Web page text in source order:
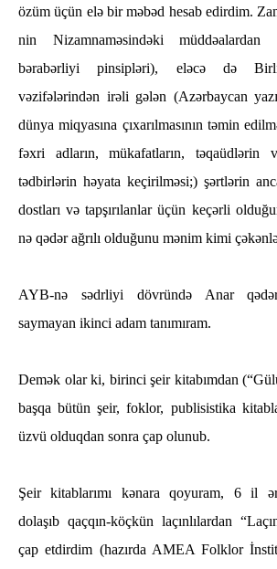
özüm üçün elə bir məbəd hesab edirdim.
nin Nizamnaməsindəki müddəalardan
bərabərliyi pinsipləri), eləcə də
vəzifələrindən irəli gələn (Azərbaycan
dünya miqyasına çıxarılmasının təmin
fəxri adların, mükafatların,
tədbirlərin həyata keçirilməsi;) şərtlərin
dostları və tapşırılanlar üçün keçərli
nə qədər ağrılı olduğunu mənim kimi
AYB-nə sədrliyi dövründə Anar
saymayan ikinci adam tanımıram.
Demək olar ki, birinci şeir kitabımdan
başqa bütün şeir, foklor, publisistika
üzvü olduqdan sonra çap olunub.
Şeir kitablarımı kənara qoyuram, 6 il
dolaşıb qaçqın-köçkün laçınlılardan
çap etdirdim (hazırda AMEA Folklor